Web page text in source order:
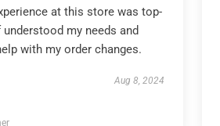
at this store was top-
my needs and
with my order changes.
Aug 8, 2024